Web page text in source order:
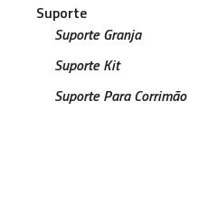
Suporte
Suporte Granja
Suporte Kit
Suporte Para Corrimão